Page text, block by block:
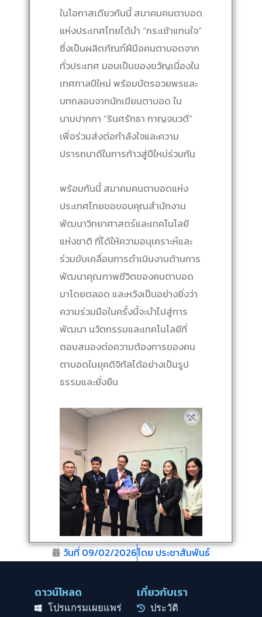
ในโอกาสเดียวกันนี้ สมาคมคนตาบอด
แห่งประเทศไทยได้นำ “กระเช้าแทนใจ”
ซึ่งเป็นผลิตภัณฑ์ฝีมือคนตาบอดจาก
ทั่วประเทศ มอบเป็นของขวัญเนื่องใน
เทศกาลปีใหม่ พร้อมบัตรอวยพรและ
บทกลอนจากนักเขียนตาบอด ใน
นามปากกา “รินศรัทธา กาญจนวตี”
เพื่อร่วมส่งต่อกำลังใจและความ
ปรารถนาดีในการก้าวสู่ปีใหม่ร่วมกัน
พร้อมกันนี้ สมาคมคนตาบอดแห่ง
ประเทศไทยขอขอบคุณสำนักงาน
พัฒนาวิทยาศาสตร์และเทคโนโลยี
แห่งชาติ ที่ได้ให้ความอนุเคราะห์และ
ร่วมขับเคลื่อนการดำเนินงานด้านการ
พัฒนาคุณภาพชีวิตของคนตาบอด
มาโดยตลอด และหวังเป็นอย่างยิ่งว่า
ความร่วมมือในครั้งนี้จะนำไปสู่การ
พัฒนา นวัตกรรมและเทคโนโลยีที่
ตอบสนองต่อความต้องการของคน
ตาบอดในยุคดิจิทัลได้อย่างเป็นรูป
ธรรมและยั่งยืน
วันที่ 09/02/2026โดย ประชาสัมพันธ์
ดาวน์โหลด
โปรแกรมเผยแพร่
เกี่ยวกับเรา
ประวัติ